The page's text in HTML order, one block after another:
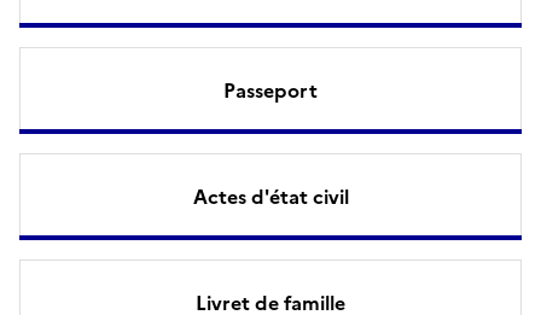
Passeport
Actes d'état civil
Livret de famille